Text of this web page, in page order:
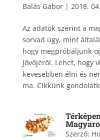
Balás Gábor| 2018.
Az adatok szerint a
sorvad úgy, mint
hogy megpróbáljunk
jövőjéről. Lehet, hogy
kevesebben élni és
ma. Cikkünk
Szerző: